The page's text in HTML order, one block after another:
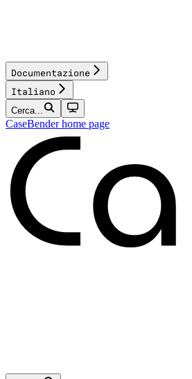
Documentazione
Italiano
Cerca...
CaseBenderhome page